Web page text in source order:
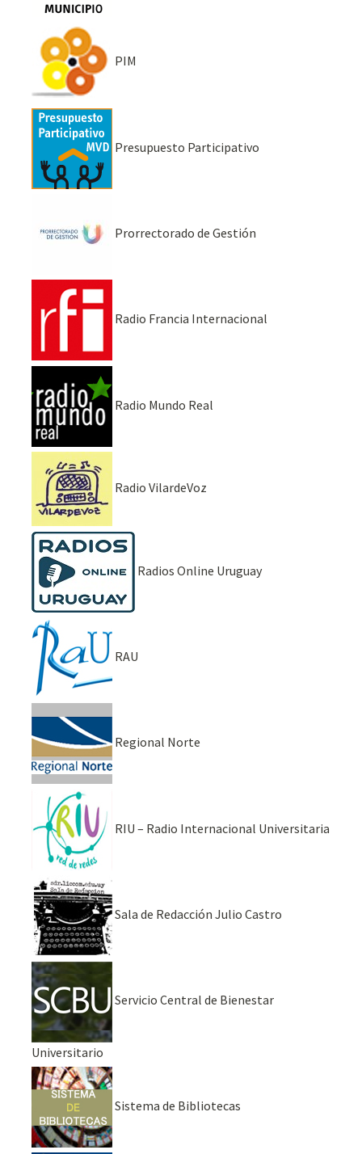
PIM
Presupuesto Participativo
Prorrectorado de Gestión
Radio Francia Internacional
Radio Mundo Real
Radio VilardeVoz
Radios Online Uruguay
RAU
Regional Norte
RIU – Radio Internacional Universitaria
Sala de Redacción Julio Castro
Servicio Central de Bienestar
Universitario
Sistema de Bibliotecas